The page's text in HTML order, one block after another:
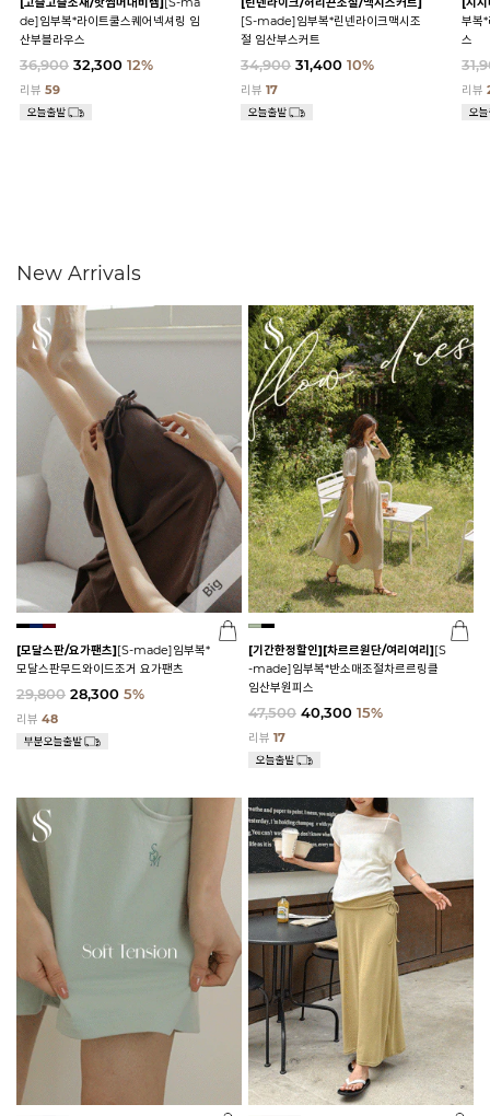
de]임부복*라이트쿨스퀘어넥셔링 임
산부블라우스
36,900 32,300 12%
리뷰 59
[S-made]임부복*린넨라이크맥시조
절 임산부스커트
34,900 31,400 10%
리뷰17
부복
스
리뷰
New Arrivals
[모달스판/요가팬츠][S-made]임부복*
모달스판무드와이드조거 요가팬츠
29,800 28,300 5%
리뷰 48
[기간한정할인][차르르원단/여리여리][S
-made]임부복*반소매조절차르르링클
임산부원피스
47,500 40,300 15%
리뷰 17